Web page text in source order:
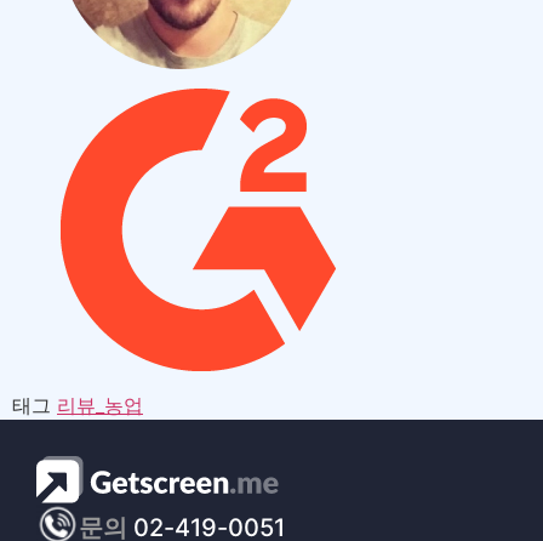
태그 리뷰_농업
문의 02-419-0051